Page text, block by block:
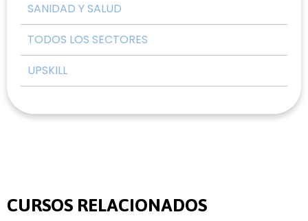
SANIDAD Y SALUD
TODOS LOS SECTORES
UPSKILL
CURSOS RELACIONADOS